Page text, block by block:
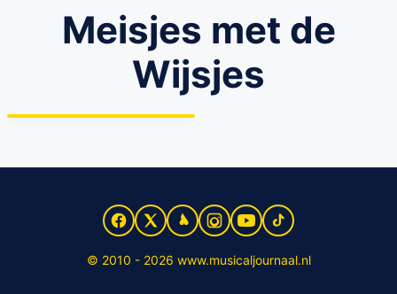
Meisjes met de
Wijsjes
Tegeltjeswijsheid van ‘de
© 2010 - 2026 www.musicaljournaal.nl